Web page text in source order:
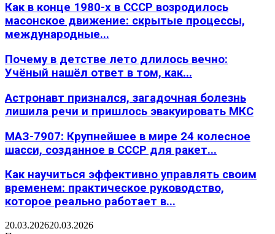
Как в конце 1980-х в СССР возродилось
масонское движение: скрытые процессы,
международные...
Почему в детстве лето длилось вечно:
Учёный нашёл ответ в том, как...
Астронавт признался, загадочная болезнь
лишила речи и пришлось эвакуировать МКС
МАЗ-7907: Крупнейшее в мире 24 колесное
шасси, созданное в СССР для ракет...
Как научиться эффективно управлять своим
временем: практическое руководство,
которое реально работает в...
20.03.202620.03.2026